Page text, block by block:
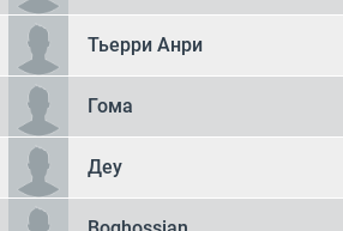
Тьерри Анри
Гома
Деу